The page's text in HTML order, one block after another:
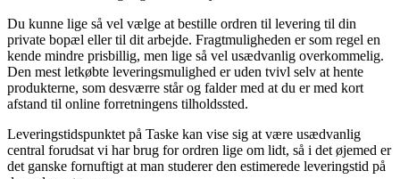
Du kunne lige så vel vælge at bestille ordren til levering til din
private bopæl eller til dit arbejde. Fragtmuligheden er som regel en
kende mindre prisbillig, men lige så vel usædvanlig overkommelig.
Den mest letkøbte leveringsmulighed er uden tvivl selv at hente
produkterne, som desværre står og falder med at du er med kort
afstand til online forretningens tilholdssted.
Leveringstidspunktet på Taske kan vise sig at være usædvanlig
central forudsat vi har brug for ordren lige om lidt, så i det øjemed er
det ganske fornuftigt at man studerer den estimerede leveringstid på